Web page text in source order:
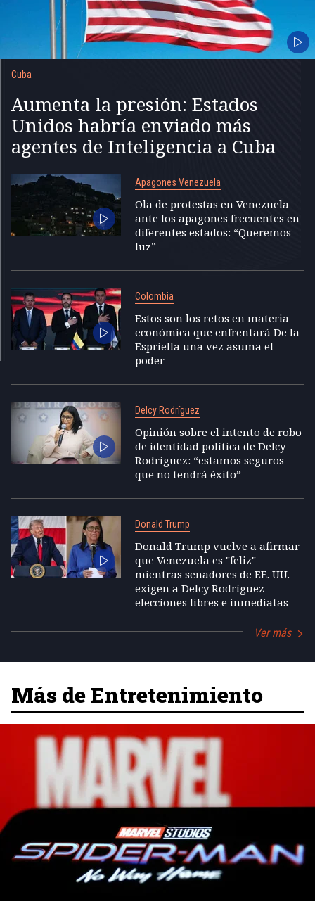
Cuba
Aumenta la presión: Estados
Unidos habría enviado más
agentes de Inteligencia a Cuba
Apagones Venezuela
Ola de protestas en Venezuela
ante los apagones frecuentes en
diferentes estados: “Queremos
luz”
Colombia
Estos son los retos en materia
económica que enfrentará De la
Espriella una vez asuma el
poder
Delcy Rodríguez
Opinión sobre el intento de robo
de identidad política de Delcy
Rodríguez: “estamos seguros
que no tendrá éxito”
Donald Trump
Donald Trump vuelve a afirmar
que Venezuela es "feliz"
mientras senadores de EE. UU.
exigen a Delcy Rodríguez
elecciones libres e inmediatas
Ver más
Más de Entretenimiento